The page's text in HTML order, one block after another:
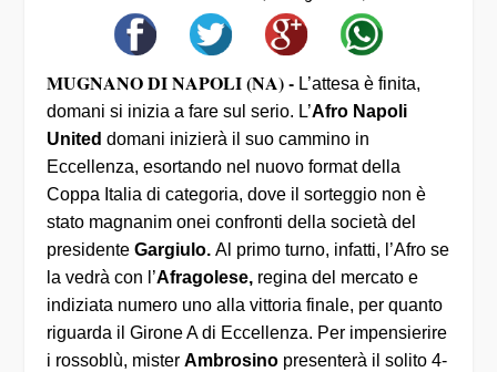
MUGNANO DI NAPOLI (NA) - L’attesa è finita,
domani si inizia a fare sul serio. L’Afro Napoli
Uniteddomani inizierà il suo cammino in
Eccellenza, esortando nel nuovo format della
Coppa Italia di categoria, dove il sorteggio non è
stato magnanim onei confronti della società del
presidenteGargiulo. Al primo turno, infatti, l’Afro se
la vedrà con l’Afragolese, regina del mercato e
indiziata numero uno alla vittoria finale, per quanto
riguarda il Girone A di Eccellenza. Per impensierire
i rossoblù, mister Ambrosino presenterà il solito 4-